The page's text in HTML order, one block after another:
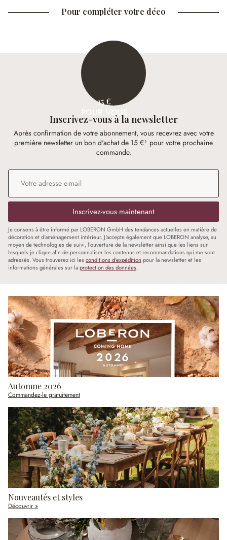
Pour compléter votre déco
15 €
POUR VOUS
Inscrivez-vous à la newsletter
Après confirmation de votre abonnement, vous recevrez avec votre
première newsletter un bon d'achat de 15 €¹ pour votre prochaine
commande.
Adresse e-mail
Inscrivez-vous maintenant
Je consens à être informé par LOBERON GmbH des tendances actuelles en matière de
décoration et d'aménagement intérieur. J'accepte également que LOBERON analyse, au
moyen de technologies de suivi, l'ouverture de la newsletter ainsi que les liens sur
lesquels je clique afin de personnaliser les contenus et recommandations qui me sont
adressés. Vous trouverez ici les conditions d'expédition pour la newsletter et les
informations générales sur laprotection des données.
Automne 2026
Commandez-le gratuitement
Nouveautés et styles
Découvrir »